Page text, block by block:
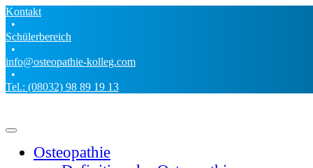
Kontakt
•
Schülerbereich
•
info@osteopathie-kolleg.com
•
Tel.: (08032) 98 89 19 13
Osteopathie